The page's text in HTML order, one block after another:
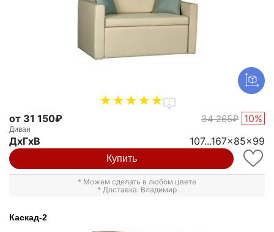
1
от 31 150₽ 34 265₽ 10%
Диван
ДxГxВ 107...167x85x99
Купить
* Можем сделать в любом цвете
* Доставка: Владимир
Каскад-2